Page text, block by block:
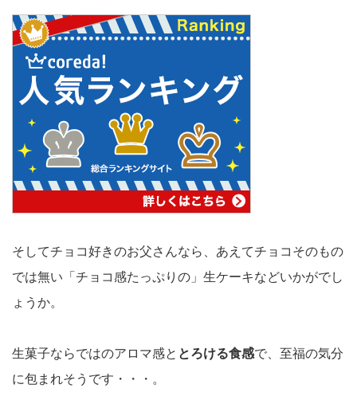
そしてチョコ好きのお父さんなら、あえてチョコそのもの
では無い「チョコ感たっぷりの」生ケーキなどいかがでし
ょうか。
生菓子ならではのアロマ感と とろける食感で、至福の気分
に包まれそうです・・・。